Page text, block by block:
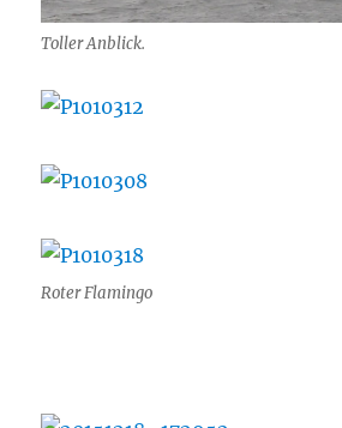
Toller Anblick.
Roter Flamingo